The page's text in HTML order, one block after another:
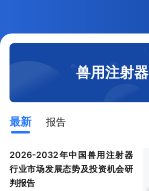
兽用注射器
最新 报告
2026-2032年中国兽用注射器
行业市场发展态势及投资机会研
判报告